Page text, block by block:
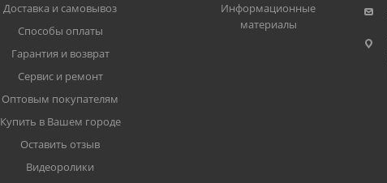
Доставка и самовывоз
Способы оплаты
Гарантия и возврат
Сервис и ремонт
Оптовым покупателям
Купить в Вашем городе
Оставить отзыв
Видеоролики
Информационные
материалы